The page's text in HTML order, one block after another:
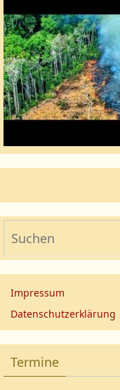
Impressum
Datenschutzerklärung
Termine